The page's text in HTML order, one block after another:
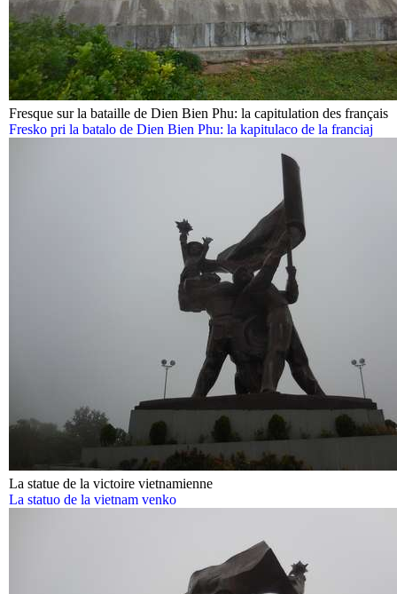
Fresque sur la bataille de Dien Bien Phu: la capitulation des français
Fresko pri la batalo de Dien Bien Phu: la kapitulaco de la franciaj
La statue de la victoire vietnamienne
La statuo de la vietnam venko